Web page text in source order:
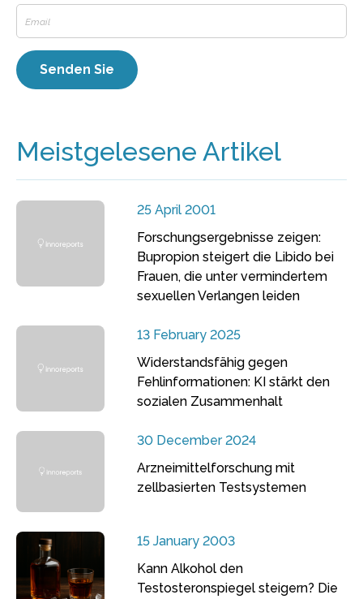
Meistgelesene Artikel
25 April 2001
Forschungsergebnisse zeigen:
Bupropion steigert die Libido bei
Frauen, die unter vermindertem
sexuellen Verlangen leiden
13 February 2025
Widerstandsfähig gegen
Fehlinformationen: KI stärkt den
sozialen Zusammenhalt
30 December 2024
Arzneimittelforschung mit
zellbasierten Testsystemen
15 January 2003
Kann Alkohol den
Testosteronspiegel steigern? Die